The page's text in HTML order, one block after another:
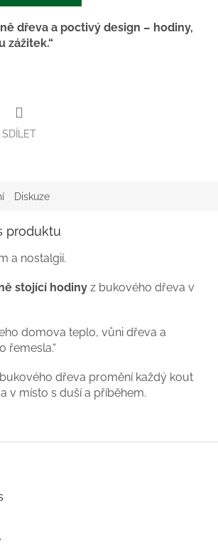
dřeva a poctivý design – hodiny,
zážitek.“
SDÍLET
Diskuze
produktu
a nostalgií.
stojící hodiny z bukového dřeva v
domova teplo, vůni dřeva a
řemesla.“
dřeva promění každý kout
v místo s duší a příběhem.